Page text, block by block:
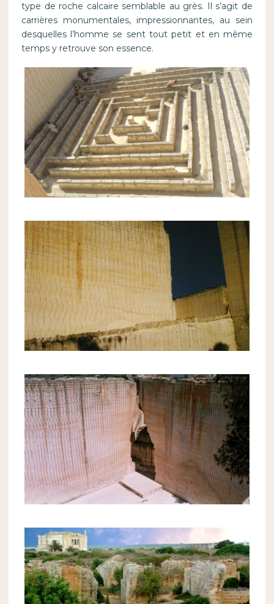
type de roche calcaire semblable au grès. Il s’agit de
carrières monumentales, impressionnantes, au sein
desquelles l’homme se sent tout petit et en même
temps y retrouve son essence.